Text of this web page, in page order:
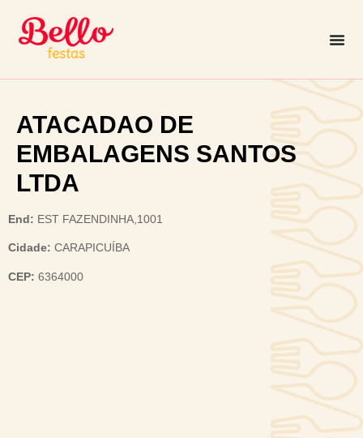
ATACADAO DE
EMBALAGENS SANTOS
LTDA
End: EST FAZENDINHA,1001
Cidade: CARAPICUÍBA
CEP: 6364000